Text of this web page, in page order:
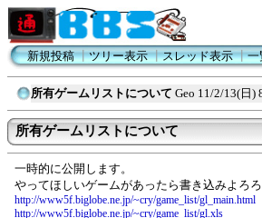
新規投稿┃ツリー表示┃スレッド表示┃一
所有ゲームリストについて Geo 11/2/13(日)
所有ゲームリストについて
一時的に公開します。
やってほしいゲームがあったら書き込みよろろ
http://www5f.biglobe.ne.jp/~cry/game_list/gl_main.html
http://www5f.biglobe.ne.jp/~cry/game_list/gl.xls